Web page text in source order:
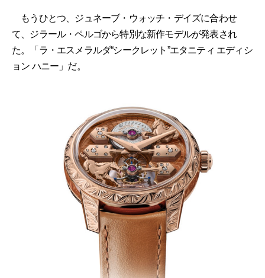
もうひとつ、ジュネーブ・ウォッチ・デイズに合わせ
て、ジラール・ペルゴから特別な新作モデルが発表され
た。「ラ・エスメラルダ“シークレット”エタニティ エディシ
ョン ハニー」だ。